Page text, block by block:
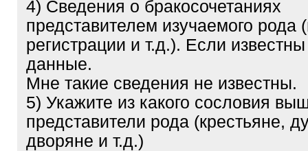
4) Сведения о бракосочетаниях
представителем изучаемого рода
регистрации и т.д.). Если известны
данные.
Мне такие сведения не известны.
5) Укажите из какого сословия
представители рода (крестьяне,
дворяне и т.д.)